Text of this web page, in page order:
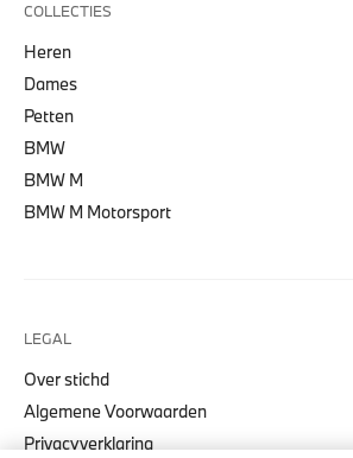
COLLECTIES
Heren
Dames
Petten
BMW
BMW M
BMW M Motorsport
LEGAL
Over stichd
Algemene Voorwaarden
Privacyverklaring